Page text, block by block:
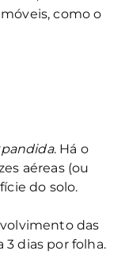
como o
. Há o
aéreas (ou
do solo.
das
dias por folha.